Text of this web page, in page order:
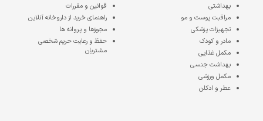
بهداشتی
مراقبت پوست و مو
تجهیزات پزشکی
مادر و کودک
مکمل غذایی
بهداشت جنسی
مکمل ورزشی
عطر و ادکلن
قوانین و مقررات
راهنمای خرید از داروخانه آنلاین
مجوزها و پروانه ها
حفظ و رعایت حریم شخصی
مشتریان